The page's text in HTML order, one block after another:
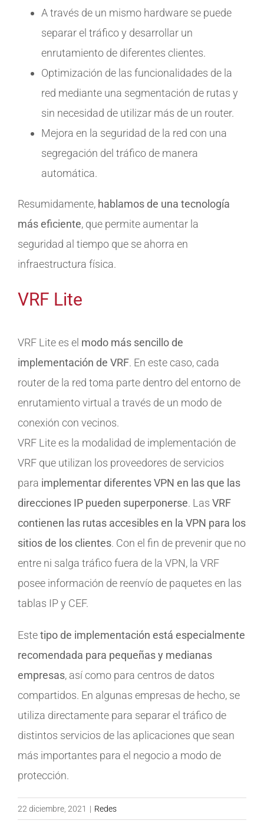
A través de un mismo hardware se puede
separar el tráfico y desarrollar un
enrutamiento de diferentes clientes.
Optimización de las funcionalidades de la
red mediante una segmentación de rutas y
sin necesidad de utilizar más de un router.
Mejora en la seguridad de la red con una
segregación del tráfico de manera
automática.
Resumidamente, hablamos de una tecnología
más eficiente, que permite aumentar la
seguridad al tiempo que se ahorra en
infraestructura física.
VRF Lite
VRF Lite es el modo más sencillo de
implementación de VRF. En este caso, cada
router de la red toma parte dentro del entorno de
enrutamiento virtual a través de un modo de
conexión con vecinos.
VRF Lite es la modalidad de implementación de
VRF que utilizan los proveedores de servicios
para implementar diferentes VPN en las que las
direcciones IP pueden superponerse. Las VRF
contienen las rutas accesibles en la VPN para los
sitios de los clientes. Con el fin de prevenir que no
entre ni salga tráfico fuera de la VPN, la VRF
posee información de reenvío de paquetes en las
tablas IP y CEF.
Estetipo de implementación está especialmente
recomendada para pequeñas y medianas
empresas, así como para centros de datos
compartidos. En algunas empresas de hecho, se
utiliza directamente para separar el tráfico de
distintos servicios de las aplicaciones que sean
más importantes para el negocio a modo de
protección.
22 diciembre, 2021 | Redes